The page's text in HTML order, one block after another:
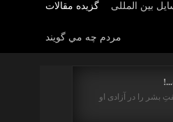
گزیده مقالات بین المللی
مردم چه مي گويند
بشر را در آزادی او